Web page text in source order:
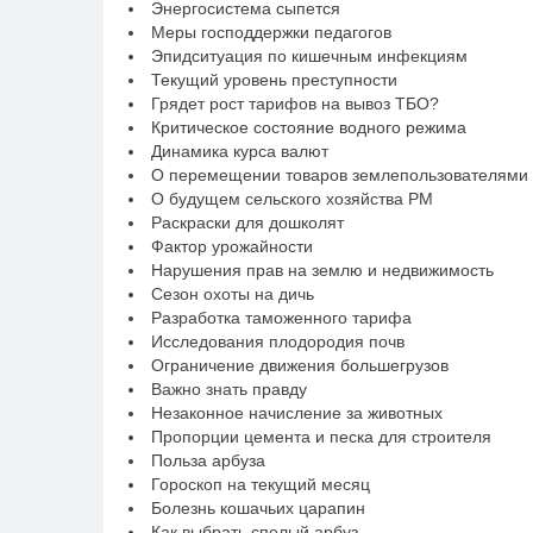
Энергосистема сыпется
Меры господдержки педагогов
Эпидситуация по кишечным инфекциям
Текущий уровень преступности
Грядет рост тарифов на вывоз ТБО?
Критическое состояние водного режима
Динамика курса валют
О перемещении товаров землепользователями
О будущем сельского хозяйства РМ
Раскраски для дошколят
Фактор урожайности
Нарушения прав на землю и недвижимость
Сезон охоты на дичь
Разработка таможенного тарифа
Исследования плодородия почв
Ограничение движения большегрузов
Важно знать правду
Незаконное начисление за животных
Пропорции цемента и песка для строителя
Польза арбуза
Гороскоп на текущий месяц
Болезнь кошачьих царапин